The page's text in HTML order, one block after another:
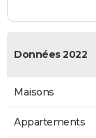
Données 2022
Maisons
Appartements